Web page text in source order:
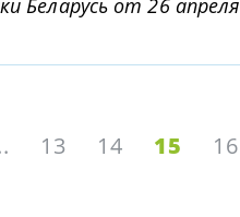
Беларусь от 26
13 14 15 16